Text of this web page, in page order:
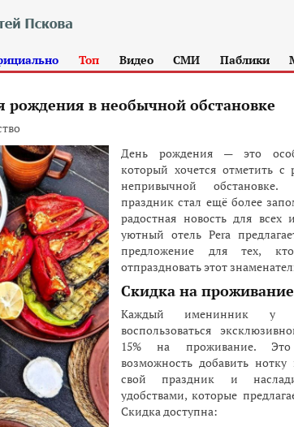
Топ Видео СМИ Паблики
рождения в необычной обстановке
День рождения — это
который хочется отметить с
непривычной
праздник стал ещё более
радостная новость для всех
уютный отель Pera
предложение для тех, кто
отпраздновать этот
Скидка на проживание
Каждый именинник у
воспользоваться
15% на проживание. Это
возможность добавить нотку
свой праздник и
удобствами, которые
Скидка доступна: